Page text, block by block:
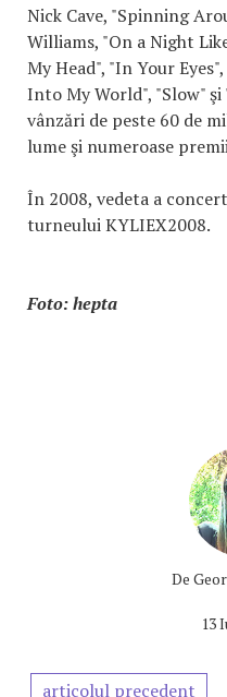
Nick Cave, "Spinning
Williams, "On a Night
My Head", "In Your
Into My World", "Slow" şi
vânzări de peste 60 de
lume şi numeroase
În 2008, vedeta a
turneului KYLIEX2008.
Foto: hepta
De
13
articolul precedent